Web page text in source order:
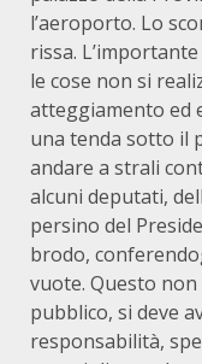
l’aeroporto. Lo
rissa.
le cose non si
atteggiamento ed
una tenda sotto il
andare a strali
alcuni deputati,
persino del
brodo,
vuote. Questo
pubblico, si deve
responsabilità,